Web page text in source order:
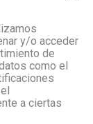
y/o acceder
de
como el
a ciertas